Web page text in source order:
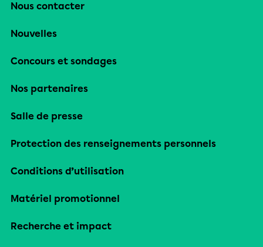
Nous contacter
Nouvelles
Concours et sondages
Nos partenaires
Salle de presse
Protection des renseignements personnels
Conditions d’utilisation
Matériel promotionnel
Recherche et impact